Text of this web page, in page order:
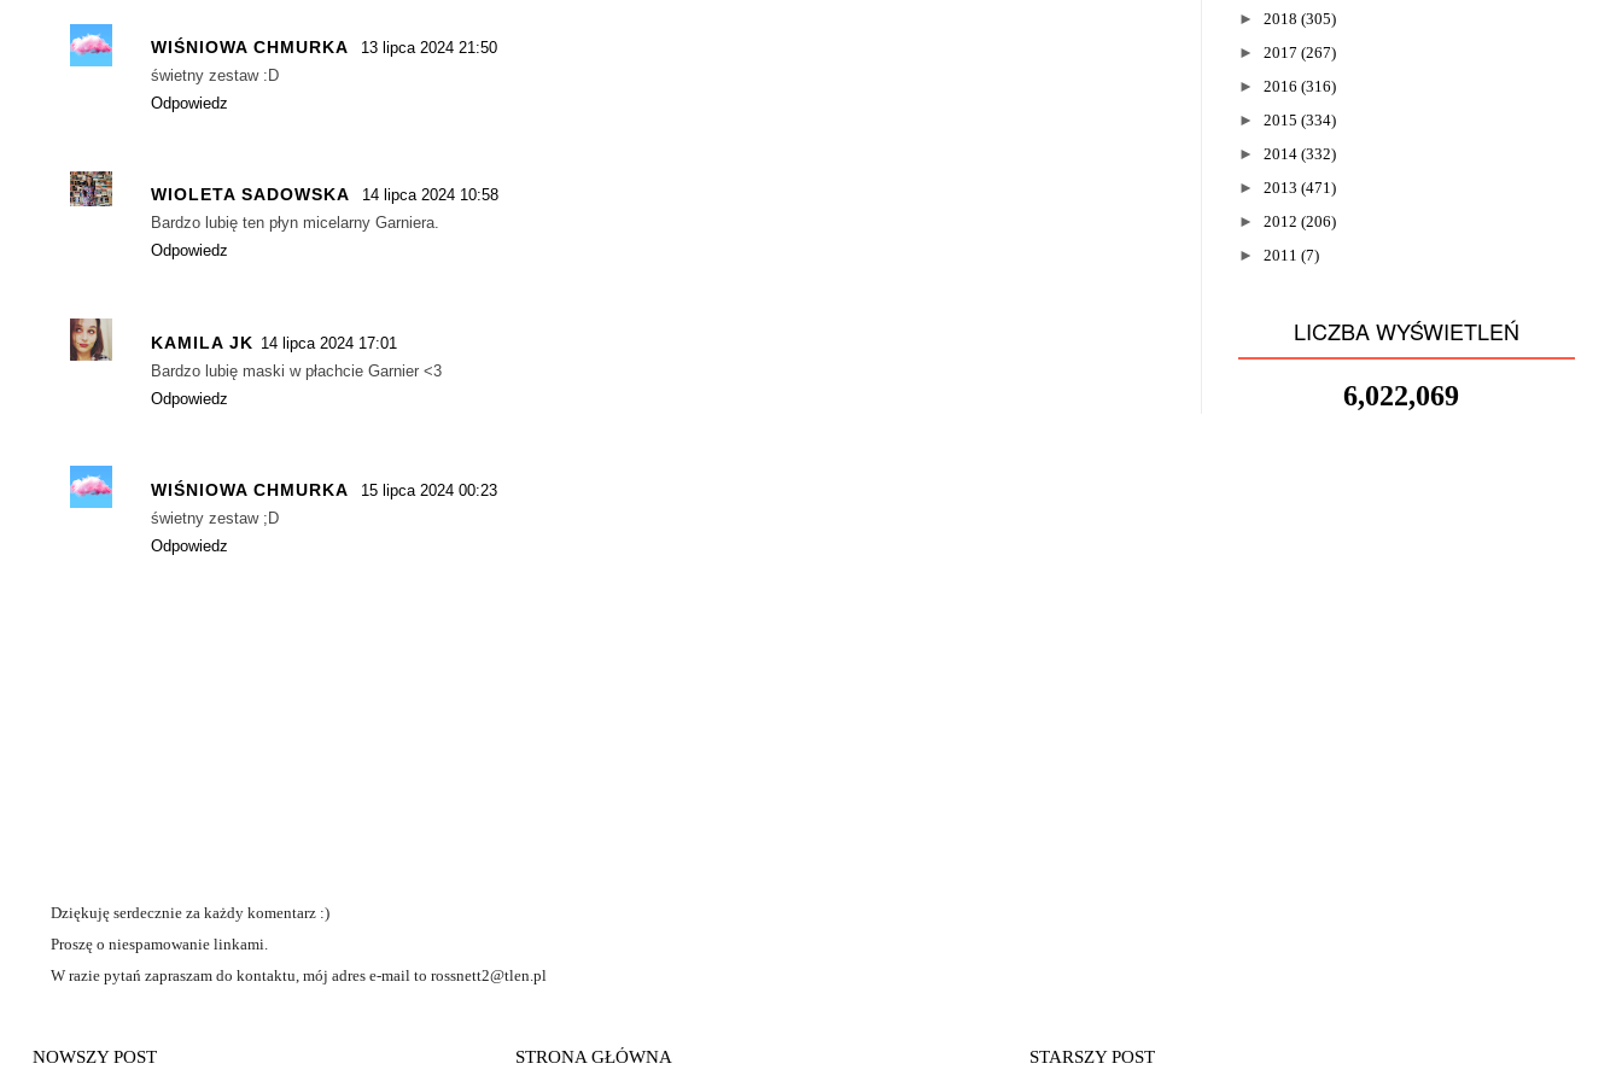
WIŚNIOWA CHMURKA
13 lipca 2024 21:50
świetny zestaw :D
Odpowiedz
WIOLETA SADOWSKA
14 lipca 2024 10:58
Bardzo lubię ten płyn micelarny Garniera.
Odpowiedz
KAMILA JK 14 lipca 2024 17:01
Bardzo lubię maski w płachcie Garnier <3
Odpowiedz
WIŚNIOWA CHMURKA
15 lipca 2024 00:23
świetny zestaw ;D
Odpowiedz
Dziękuję serdecznie za każdy komentarz :)
Proszę o niespamowanie linkami.
W razie pytań zapraszam do kontaktu, mój adres e-mail to rossnett2@tlen.pl
NOWSZY POST STARSZY POST
STRONA GŁÓWNA
► 2018 (305)
► 2017 (267)
► 2016 (316)
► 2015 (334)
► 2014 (332)
► 2013 (471)
► 2012 (206)
► 2011 (7)
LICZBA WYŚWIETLEŃ
6,022,069